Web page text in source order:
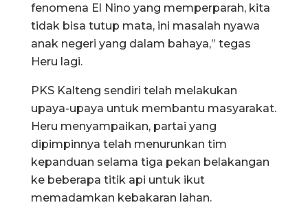
fenomena El Nino yang memperparah, kita
tidak bisa tutup mata, ini masalah nyawa
anak negeri yang dalam bahaya,” tegas
Heru lagi.
PKS Kalteng sendiri telah melakukan
upaya-upaya untuk membantu masyarakat.
Heru menyampaikan, partai yang
dipimpinnya telah menurunkan tim
kepanduan selama tiga pekan belakangan
ke beberapa titik api untuk ikut
memadamkan kebakaran lahan.